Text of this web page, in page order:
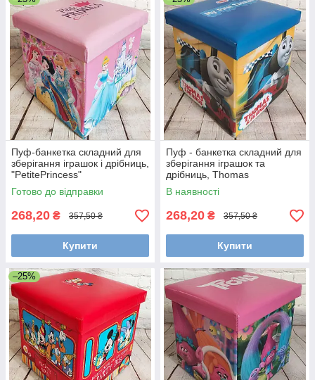
Пуф-банкетка складний для
зберігання іграшок і дрібниць,
"PetitePrincess"
Готово до відправки
268,20 ₴ 357,50 ₴
Купити
Пуф - банкетка складний для
зберігання іграшок та
дрібниць, Thomas
В наявності
268,20 ₴ 357,50 ₴
Купити
–25%